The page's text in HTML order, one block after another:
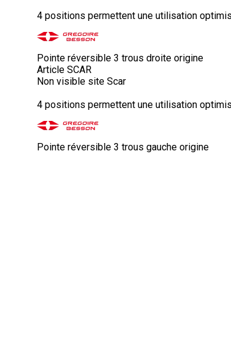
4 positions permettent une utilisation
Pointe réversible 3 trous droite origine
Article SCAR
Non visible site Scar
4 positions permettent une utilisation
Pointe réversible 3 trous gauche origine